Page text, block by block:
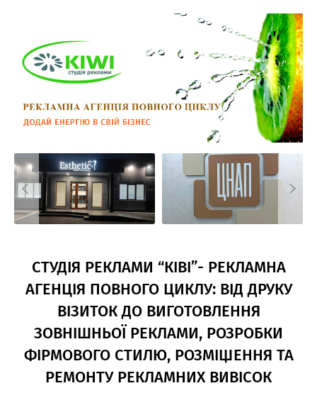
СТУДІЯ РЕКЛАМИ “КІВІ”- РЕКЛАМНА
АГЕНЦІЯ ПОВНОГО ЦИКЛУ: ВІД ДРУКУ
ВІЗИТОК ДО ВИГОТОВЛЕННЯ
ЗОВНІШНЬОЇ РЕКЛАМИ, РОЗРОБКИ
ФІРМОВОГО СТИЛЮ, РОЗМІЩЕННЯ ТА
РЕМОНТУ РЕКЛАМНИХ ВИВІСОК